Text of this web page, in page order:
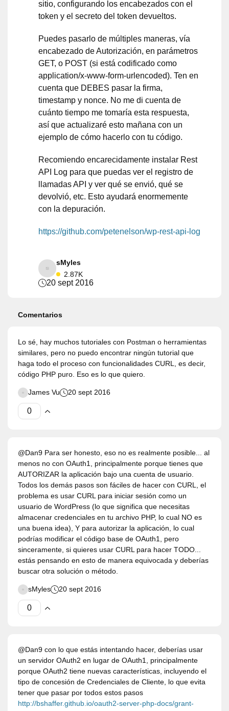
sitio, configurando los encabezados con el
token y el secreto del token devueltos.
Puedes pasarlo de múltiples maneras, vía
encabezado de Autorización, en parámetros
GET, o POST (si está codificado como
application/x-www-form-urlencoded). Ten en
cuenta que DEBES pasar la firma,
timestamp y nonce. No me di cuenta de
cuánto tiempo me tomaría esta respuesta,
así que actualizaré esto mañana con un
ejemplo de cómo hacerlo con tu código.
Recomiendo encarecidamente instalar Rest
API Log para que puedas ver el registro de
llamadas API y ver qué se envió, qué se
devolvió, etc. Esto ayudará enormemente
con la depuración.
https://github.com/petenelson/wp-rest-api-log
sMyles
2.87K
20 sept 2016
Comentarios
Lo sé, hay muchos tutoriales con Postman o herramientas
similares, pero no puedo encontrar ningún tutorial que
haga todo el proceso con funcionalidades CURL, es decir,
código PHP puro. Eso es lo que quiero.
James Vu 20 sept 2016
@Dan9 Para ser honesto, eso no es realmente posible... al
menos no con OAuth1, principalmente porque tienes que
AUTORIZAR la aplicación bajo una cuenta de usuario.
Todos los demás pasos son fáciles de hacer con CURL, el
problema es usar CURL para iniciar sesión como un
usuario de WordPress (lo que significa que necesitas
almacenar credenciales en tu archivo PHP, lo cual NO es
una buena idea), Y para autorizar la aplicación, lo cual
podrías modificar el código base de OAuth1, pero
sinceramente, si quieres usar CURL para hacer TODO...
estás pensando en esto de manera equivocada y deberías
buscar otra solución o método.
sMyles 20 sept 2016
@Dan9 con lo que estás intentando hacer, deberías usar
un servidor OAuth2 en lugar de OAuth1, principalmente
porque OAuth2 tiene nuevas características, incluyendo el
tipo de concesión de Credenciales de Cliente, lo que evita
tener que pasar por todos estos pasos
http://bshaffer.github.io/oauth2-server-php-docs/grant-